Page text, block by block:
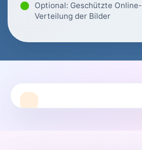
Optional: Geschützte Online-
Verteilung der Bilder